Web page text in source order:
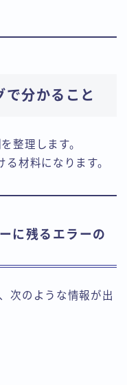
で分かること
整理します。
る材料になります。
に残るエラーの
次のような情報が出